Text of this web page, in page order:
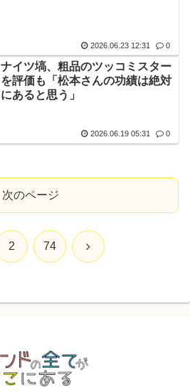
2026.06.23 12:31 0
ナイツ塙、粗品のツッコミスター
を評価も「松本さんの功績は絶対
にあると思う」
2026.06.19 05:31 0
次のページ
2 74 次